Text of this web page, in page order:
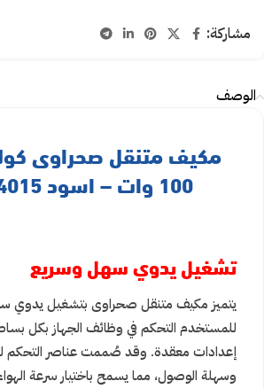
مشاركة:
الوصف
100 وات – اسود 807104015
تشغيل يدوي سهل وسريع
يتميز مكيف متنقل صحراوى بتشغيل يدوي
للمستخدم التحكم في وظائف الجهاز بكل
إعدادات معقدة. وقد صُممت عناصر التحكم
وسهلة الوصول، مما يسمح باختيار سرعة